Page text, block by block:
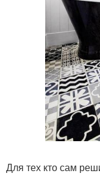
Для тех кто сам